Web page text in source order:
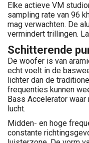
Elke actieve VM
sampling rate van 96
mag verwachten. De
vermindert trillingen.
Schitterende
De woofer is van
echt voelt in de
lichter dan de
frequenties kunnen
Bass Accelerator
lucht.
Midden- en hoge
constante